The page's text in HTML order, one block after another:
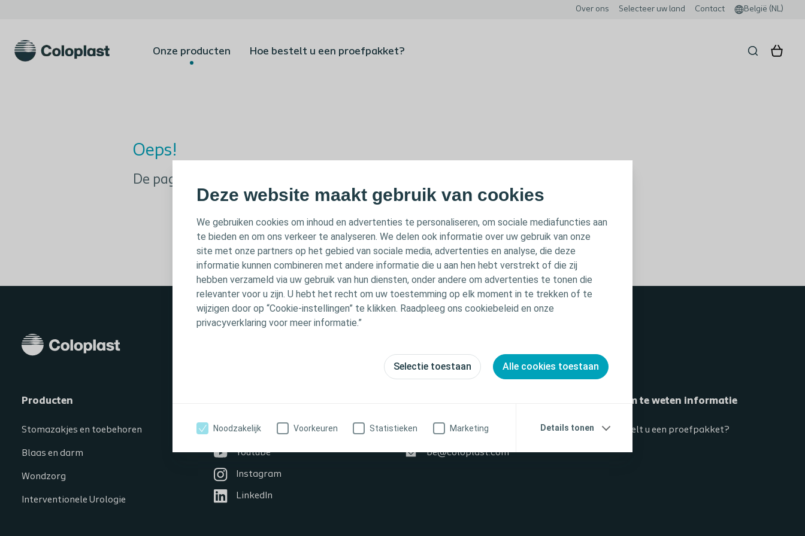
Deze website maakt gebruik van cookies
We gebruiken cookies om inhoud en advertenties te personaliseren, om sociale mediafuncties aan
te bieden en om ons verkeer te analyseren. We delen ook informatie over uw gebruik van onze
site met onze partners op het gebied van sociale media, advertenties en analyse, die deze
informatie kunnen combineren met andere informatie die u aan hen hebt verstrekt of die zij
hebben verzameld via uw gebruik van hun diensten, onder andere om advertenties te tonen die
relevanter voor u zijn. U hebt het recht om uw toestemming op elk moment in te trekken of te
wijzigen door op “Cookie-instellingen” te klikken. Raadpleeg ons cookiebeleid en onze
privacyverklaring voor meer informatie.”
Selectie toestaan Alle cookies toestaan
Noodzakelijk Voorkeuren Statistieken Marketing Details tonen
Over ons Selecteer uw land Contact België (NL)
Onze producten Hoe bestelt u een proefpakket?
Oeps!
De pagina die u zoekt, is niet beschikbaar.
Producten
Stomazakjes en toebehoren
Blaas en darm
Wondzorg
Interventionele Urologie
Facebook
Youtube
Instagram
LinkedIn
+32 2 334 35 35
be@coloplast.com
Goed om te weten informatie
Hoe bestelt u een proefpakket?